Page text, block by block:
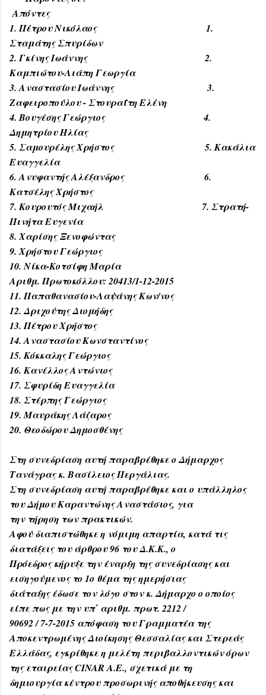
Απόντες
1. Πέτρου Νικόλαος 1.
Σταμάτης Σπυρίδων
2. Γκίνης Ιωάννης 2.
Καμπιώτου-Λιάπη Γεωργία
3. Αναστασίου Ιωάννης 3.
Ζαφειροπούλου - Στουραΐτη Ελένη
4. Βουγέσης Γεώργιος 4.
Δημητρίου Ηλίας
5. Σαμουρέλης Χρήστος 5. Κακάλια
Ευαγγελία
6. Ανυφαντής Αλέξανδρος 6.
Κατσέλης Χρήστος
7. Κουρουτός Μιχαήλ 7. Στρατή-
Πινήτα Ευγενία
8. Χαρίσης Ξενοφώντας
9. Χρήστου Γεώργιος
10. Νίκα-Κοτσίφη Μαρία
Αριθμ. Πρωτοκόλλου: 20413/1-12-2015
11. Παπαθανασίου-Λαψάνης Κων/νος
12. Δριχούτης Διομήδης
13. Πέτρου Χρήστος
14. Αναστασίου Κωνσταντίνος
15. Κόκκαλης Γεώργιος
16. Κανέλλος Αντώνιος
17. Σφυρίδη Ευαγγελία
18. Στέρπης Γεώργιος
19. Μαυράκης Λάζαρος
20. Θεοδώρου Δημοσθένης
Στη συνεδρίαση αυτή παραβρέθηκε ο Δήμαρχος
Τανάγρας κ. Βασίλειος Περγάλιας.
Στη συνεδρίαση αυτή παραβρέθηκε και ο υπάλληλος
του Δήμου Καραντώνης Αναστάσιος, για
την τήρηση των πρακτικών.
Αφού διαπιστώθηκε η νόμιμη απαρτία, κατά τις
διατάξεις του άρθρου 96 του Δ.Κ.Κ., ο
Πρόεδρος κήρυξε την έναρξη της συνεδρίασης και
εισηγούμενος το 1ο θέμα της ημερήσιας
διάταξης έδωσε τον λόγο στον κ. Δήμαρχο ο οποίος
είπε πως με την υπ΄ αριθμ. πρωτ. 2212 /
90692 / 7-7-2015 απόφαση του Γραμματέα της
Αποκεντρωμένης Διοίκησης Θεσσαλίας και Στερεάς
Ελλάδας, εγκρίθηκε η μελέτη περιβαλλοντικών όρων
της εταιρείας CINAR A.E., σχετικά με τη
δημιουργία κέντρου προσωρινής αποθήκευσης και